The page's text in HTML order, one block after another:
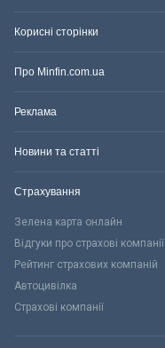
Корисні сторінки
Про Minfin.com.ua
Реклама
Новини та статті
Страхування
Зелена карта онлайн
Відгуки про страхові компанії
Рейтинг страхових компаній
Автоцивілка
Страхові компанії